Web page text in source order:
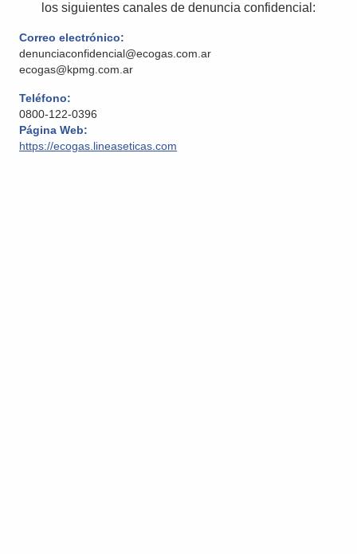
los siguientes canales de denuncia confidencial:
Correo electrónico:
denunciaconfidencial@ecogas.com.ar
ecogas@kpmg.com.ar
Teléfono:
0800-122-0396
Página Web:
https://ecogas.lineaseticas.com